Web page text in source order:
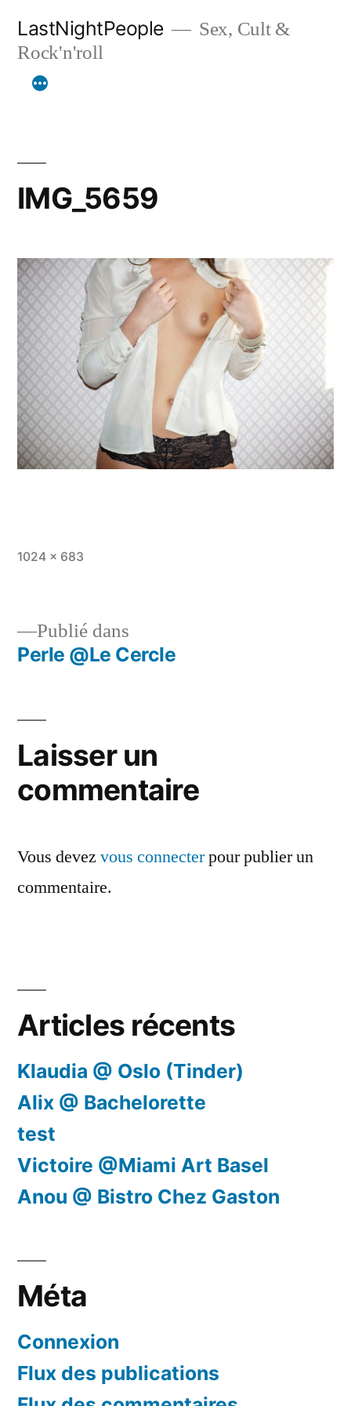
contenu
LastNightPeople
Sex, Cult &
Rock'n'roll
IMG_5659
Taille
1024 × 683
Navigation
l’article
Publié dans
Perle @Le Cercle
Laisser un
commentaire
Vous devez vous connecterpour publier un
commentaire.
Articles récents
Klaudia @ Oslo (Tinder)
Alix @ Bachelorette
test
Victoire @Miami Art Basel
Anou @ Bistro Chez Gaston
Méta
Connexion
Flux des publications